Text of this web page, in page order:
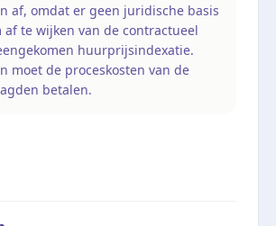
af, omdat er geen juridische basis
af te wijken van de contractueel
huurprijsindexatie.
moet de proceskosten van de
betalen.